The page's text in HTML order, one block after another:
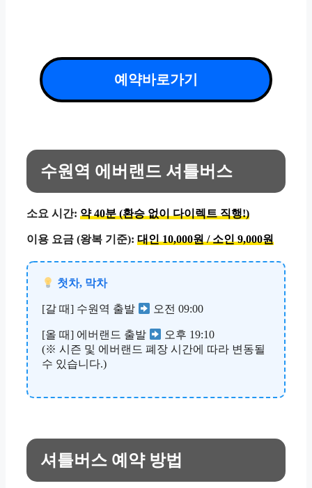
예약바로가기
수원역 에버랜드 셔틀버스
소요 시간: 약 40분 (환승 없이 다이렉트 직행!)
이용 요금 (왕복 기준): 대인 10,000원 / 소인 9,000원
첫차, 막차
[갈 때] 수원역 출발 오전 09:00
[올 때] 에버랜드 출발
오후 19:10
(※ 시즌 및 에버랜드 폐장 시간에 따라 변동될
수 있습니다.)
셔틀버스 예약 방법